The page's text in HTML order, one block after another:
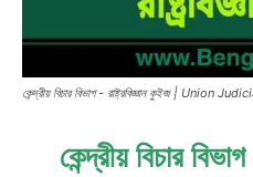
কেন্দ্রীয় বিচার বিভাগ - রাষ্ট্রবিজ্ঞান কুইজ |
কেন্দ্রীয় বিচার